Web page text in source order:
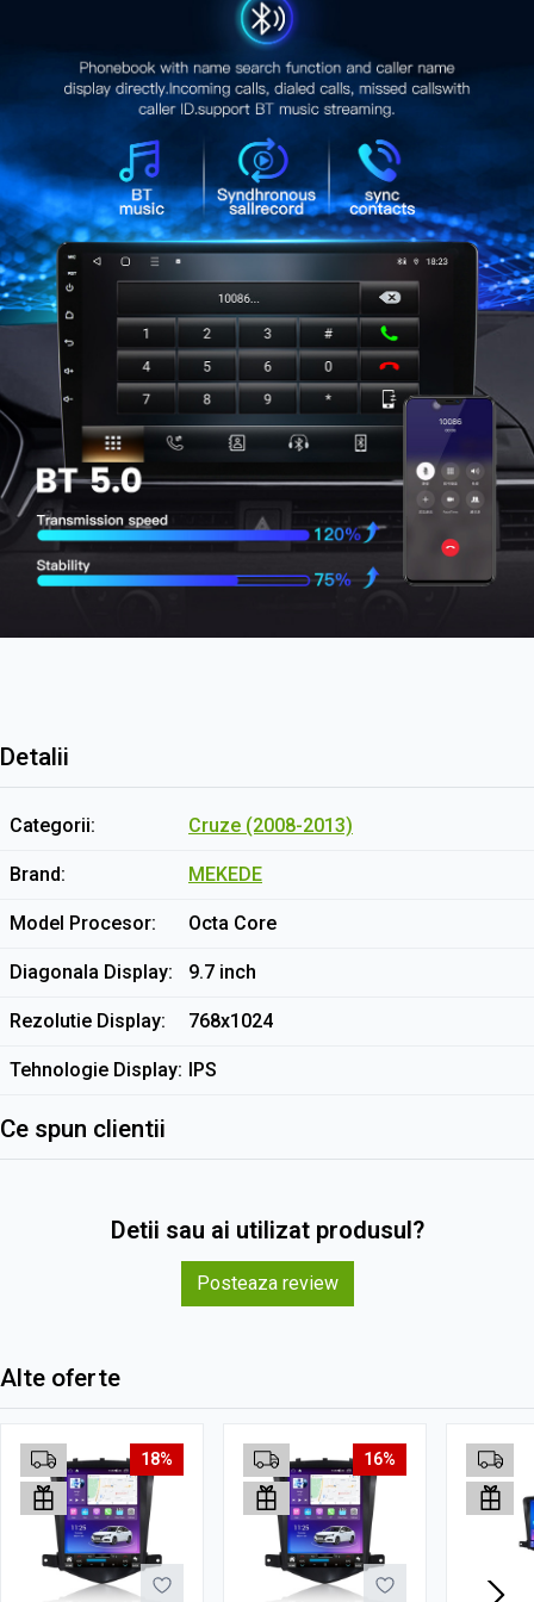
Detalii
Categorii Cruze (2008-2013)
Brand MEKEDE
Model Procesor Octa Core
Diagonala Display 9.7 inch
Rezolutie Display 768x1024
Tehnologie Display IPS
Ce spun clientii
Detii sau ai utilizat produsul?
Posteaza review
Alte oferte
18% 16%